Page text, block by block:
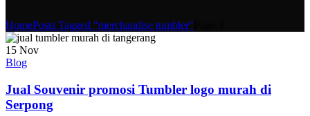
HomePosts Tagged "merchandise tumbler"
15 Nov
Blog
Jual Souvenir promosi Tumbler logo murah di
Serpong